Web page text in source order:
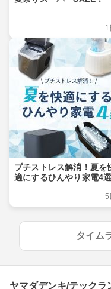
1
プチストレス解消！夏を
適にするひんやり家電4選
5
タイム
ヤマダデンキ/テックラ